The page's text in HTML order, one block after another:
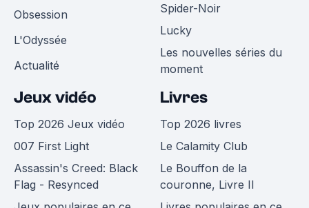
Obsession
L'Odyssée
Actualité
Spider-Noir
Lucky
Les nouvelles séries du
moment
Jeux vidéo
Top 2026 Jeux vidéo
007 First Light
Assassin's Creed: Black
Flag - Resynced
Livres
Top 2026 livres
Le Calamity Club
Le Bouffon de la
couronne, Livre II